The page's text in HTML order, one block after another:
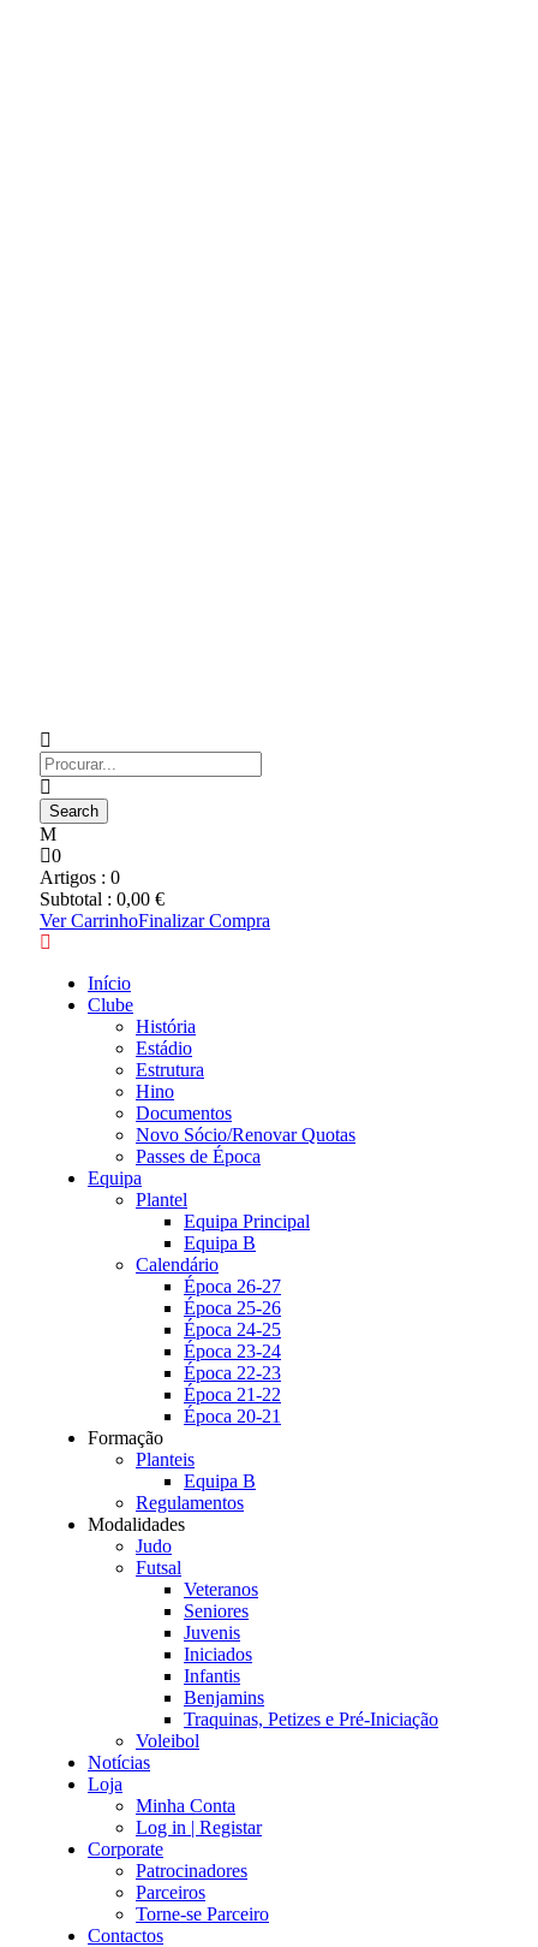
0
Artigos : 0
Subtotal : 0,00 €
Ver CarrinhoFinalizar Compra
Início
Clube
História
Estádio
Estrutura
Hino
Documentos
Novo Sócio/Renovar Quotas
Passes de Época
Equipa
Plantel
Equipa Principal
Equipa B
Calendário
Época 26-27
Época 25-26
Época 24-25
Época 23-24
Época 22-23
Época 21-22
Época 20-21
Formação
Planteis
Equipa B
Regulamentos
Modalidades
Judo
Futsal
Veteranos
Seniores
Juvenis
Iniciados
Infantis
Benjamins
Traquinas, Petizes e Pré-Iniciação
Voleibol
Notícias
Loja
Minha Conta
Log in | Registar
Corporate
Patrocinadores
Parceiros
Torne-se Parceiro
Contactos